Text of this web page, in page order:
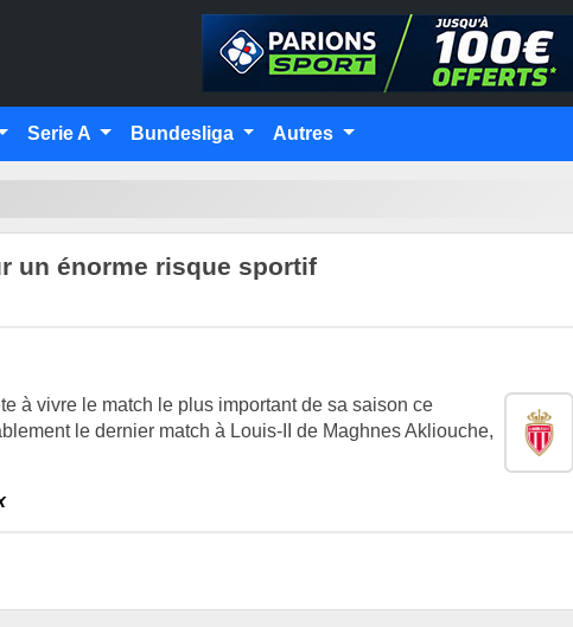
Serie A Bundesliga Autres
un énorme risque sportif
à vivre le match le plus important de sa saison ce
le dernier match à Louis-II de Maghnes Akliouche,